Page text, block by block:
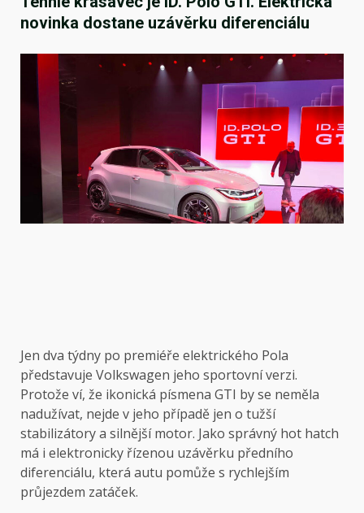
novinka dostane uzávěrku diferenciálu
Jen dva týdny po premiéře elektrického Pola
představuje Volkswagen jeho sportovní verzi.
Protože ví, že ikonická písmena GTI by se neměla
nadužívat, nejde v jeho případě jen o tužší
stabilizátory a silnější motor. Jako správný hot hatch
má i elektronicky řízenou uzávěrku předního
diferenciálu, která autu pomůže s rychlejším
průjezdem zatáček.